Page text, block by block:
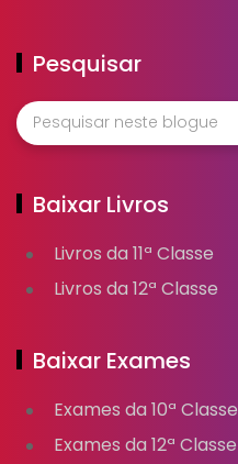
Pesquisar
Baixar Livros
Livros da 11ª Classe
Livros da 12ª Classe
Baixar Exames
Exames da 10ª Classe
Exames da 12ª Classe